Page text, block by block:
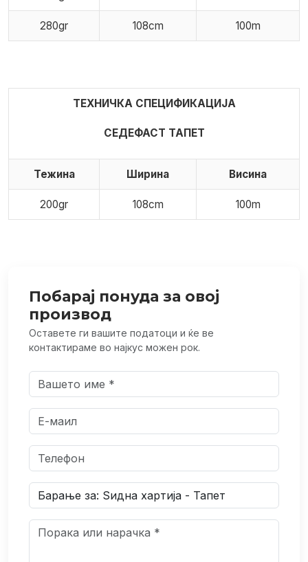
280gr 108cm 100m
ТЕХНИЧКА СПЕЦИФИКАЦИЈА
СЕДЕФАСТ ТАПЕТ
Тежина Ширина Висина
200gr 108cm 100m
Побарај понуда за овој
производ
Оставете ги вашите податоци и ќе ве
контактираме во најкус можен рок.